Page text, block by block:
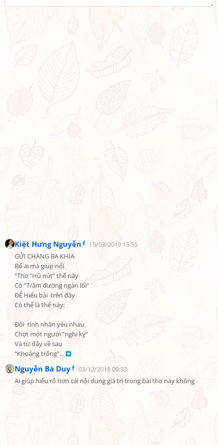
Kiệt Hưng Nguyễn
15/03/2019 15:55
GỬI CHÀNG BA KHÍA
Bố ai mà giúp nổi
“Thơ “Hũ nút” thế này
Có “Trăm đường ngàn lối”
ĐỂ Hiểu bài  trên đây
Có thể là thế này:
Đôi  tình nhân yêu nhau
Chợt một người “nghi kỵ”
Và từ đấy về sau
“Khoảng trống”…
Nguyễn Bá Duy
03/12/2018 09:33
Ai giúp hiểu rõ hơn cái nội dung giá trị trong bài thơ này không